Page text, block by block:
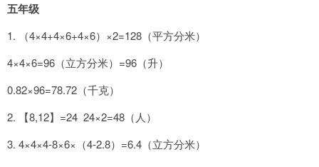
五年级
1. （4×4+4×6+4×6）×2=128（平方分米）
4×4×6=96（立方分米）=96（升）
0.82×96=78.72（千克）
2. 【8,12】=24 24×2=48（人）
3. 4×4×4-8×6×（4-2.8）=6.4（立方分米）